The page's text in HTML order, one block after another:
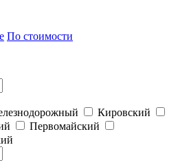
По стоимости
Кировский
Первомайский